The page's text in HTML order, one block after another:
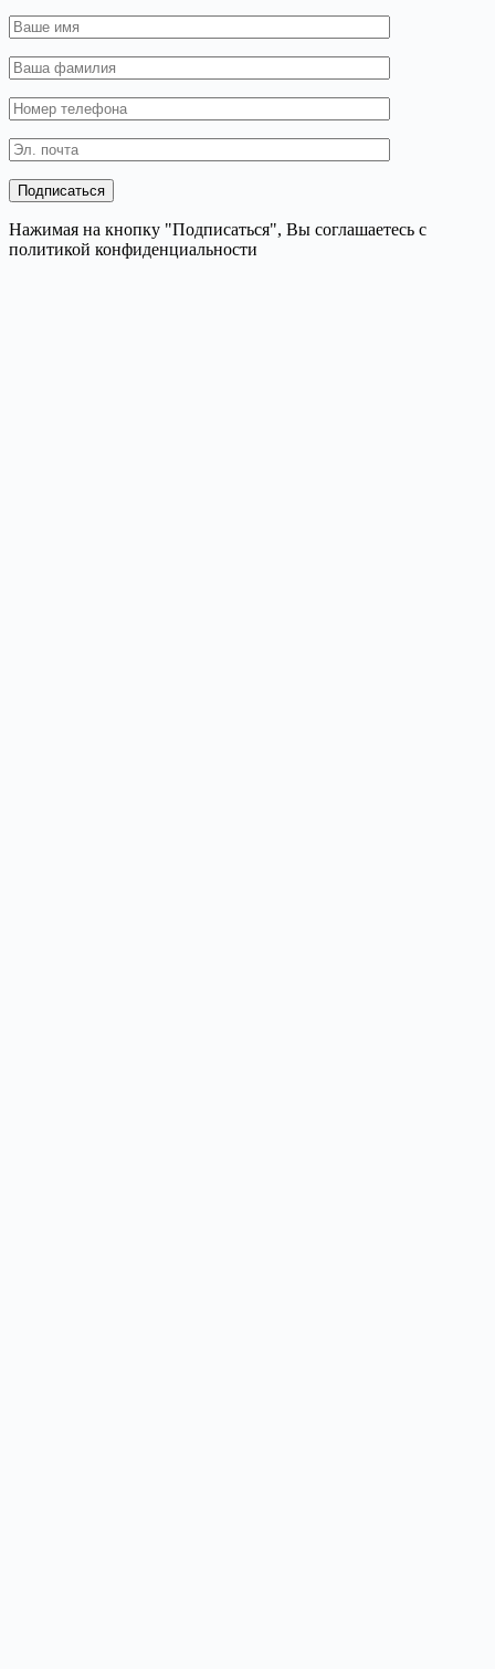
Нажимая на кнопку "Подписаться", Вы соглашаетесь с
политикой конфиденциальности